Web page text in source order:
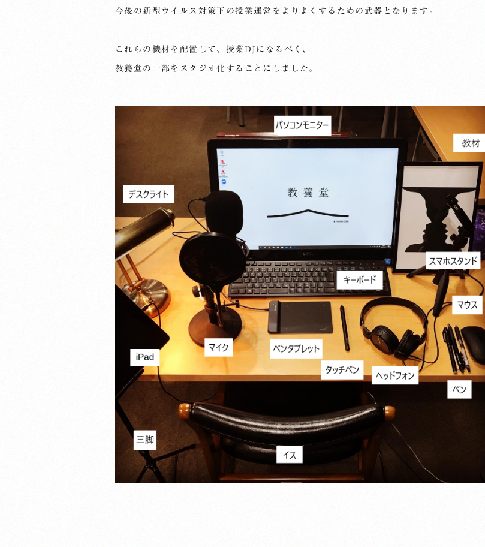
今後の新型ウイルス対策下の授業運営をよりよくするための武器となります。
これらの機材を配置して、授業DJになるべく、
教養堂の一部をスタジオ化することにしました。